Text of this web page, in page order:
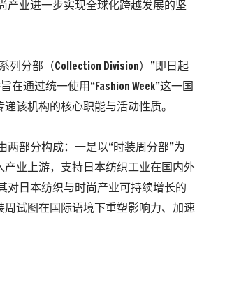
产业进一步实现全球化跨越发展的坚
分部（Collection Division）”即日起
在通过统一使用“Fashion Week”这一国
该机构的核心职能与活动性质。
两部分构成：一是以“时装周分部”为
业上游，支持日本纺织工业在国内外
对日本纺织与时尚产业可持续增长的
试图在国际语境下重塑影响力、加速